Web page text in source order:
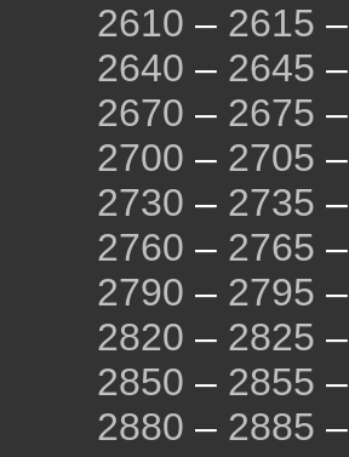
2610 – 2615 –
2640 – 2645 –
2670 – 2675 –
2700 – 2705 –
2730 – 2735 –
2760 – 2765 –
2790 – 2795 –
2820 – 2825 –
2850 – 2855 –
2880 – 2885 –